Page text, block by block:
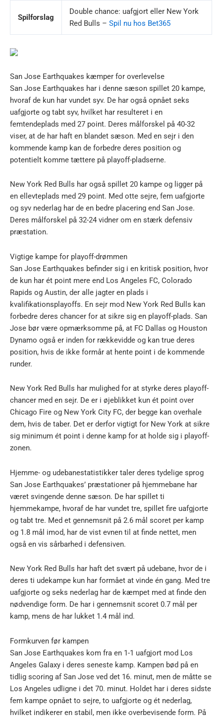
Spilforslag
Double chance: uafgjort eller New York
Red Bulls – Spil nu hos Bet365
San Jose Earthquakes kæmper for overlevelse
San Jose Earthquakes har i denne sæson spillet 20 kampe,
hvoraf de kun har vundet syv. De har også opnået seks
uafgjorte og tabt syv, hvilket har resulteret i en
femtendeplads med 27 point. Deres målforskel på 40-32
viser, at de har haft en blandet sæson. Med en sejr i den
kommende kamp kan de forbedre deres position og
potentielt komme tættere på playoff-pladserne.
New York Red Bulls har også spillet 20 kampe og ligger på
en ellevteplads med 29 point. Med otte sejre, fem uafgjorte
og syv nederlag har de en bedre placering end San Jose.
Deres målforskel på 32-24 vidner om en stærk defensiv
præstation.
Vigtige kampe for playoff-drømmen
San Jose Earthquakes befinder sig i en kritisk position, hvor
de kun har ét point mere end Los Angeles FC, Colorado
Rapids og Austin, der alle jagter en plads i
kvalifikationsplayoffs. En sejr mod New York Red Bulls kan
forbedre deres chancer for at sikre sig en playoff-plads. San
Jose bør være opmærksomme på, at FC Dallas og Houston
Dynamo også er inden for rækkevidde og kan true deres
position, hvis de ikke formår at hente point i de kommende
runder.
New York Red Bulls har mulighed for at styrke deres playoff-
chancer med en sejr. De er i øjeblikket kun ét point over
Chicago Fire og New York City FC, der begge kan overhale
dem, hvis de taber. Det er derfor vigtigt for New York at sikre
sig minimum ét point i denne kamp for at holde sig i playoff-
zonen.
Hjemme- og udebanestatistikker taler deres tydelige sprog
San Jose Earthquakes’ præstationer på hjemmebane har
været svingende denne sæson. De har spillet ti
hjemmekampe, hvoraf de har vundet tre, spillet fire uafgjorte
og tabt tre. Med et gennemsnit på 2.6 mål scoret per kamp
og 1.8 mål imod, har de vist evnen til at finde nettet, men
også en vis sårbarhed i defensiven.
New York Red Bulls har haft det svært på udebane, hvor de i
deres ti udekampe kun har formået at vinde én gang. Med tre
uafgjorte og seks nederlag har de kæmpet med at finde den
nødvendige form. De har i gennemsnit scoret 0.7 mål per
kamp, mens de har lukket 1.4 mål ind.
Formkurven før kampen
San Jose Earthquakes kom fra en 1-1 uafgjort mod Los
Angeles Galaxy i deres seneste kamp. Kampen bød på en
tidlig scoring af San Jose ved det 16. minut, men de måtte se
Los Angeles udligne i det 70. minut. Holdet har i deres sidste
fem kampe opnået to sejre, to uafgjorte og ét nederlag,
hvilket indikerer en stabil, men ikke overbevisende form. På